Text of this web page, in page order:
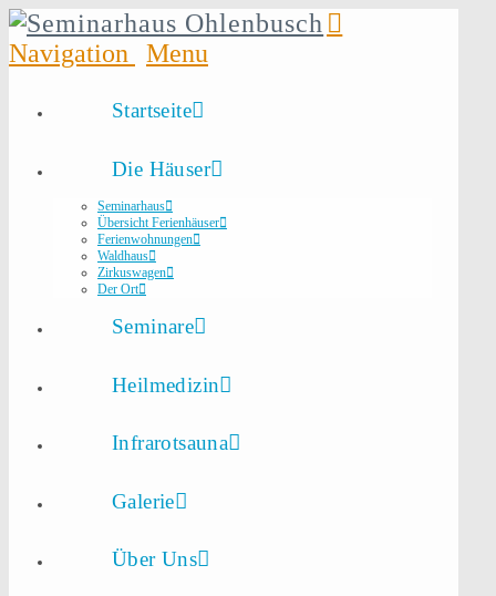
Navigation
Startseite
Die Häuser
Seminarhaus
Übersicht Ferienhäuser
Ferienwohnungen
Waldhaus
Zirkuswagen
Der Ort
Seminare
Heilmedizin
Infrarotsauna
Galerie
Über Uns